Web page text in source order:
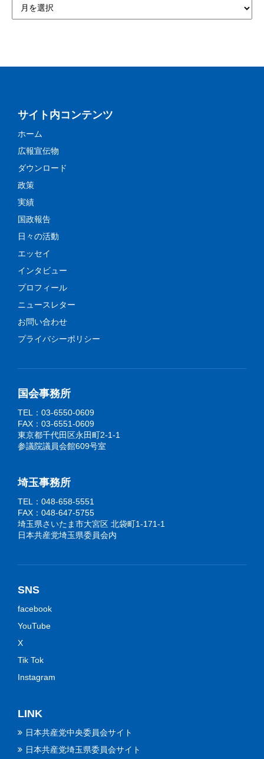
サイト内コンテンツ
ホーム
広報宣伝物
ダウンロード
政策
実績
国政報告
日々の活動
エッセイ
インタビュー
プロフィール
ニュースレター
お問い合わせ
プライバシーポリシー
国会事務所
TEL：03-6550-0609
FAX：03-6551-0609
東京都千代田区永田町2-1-1
参議院議員会館609号室
埼玉事務所
TEL：048-658-5551
FAX：048-647-5755
埼玉県さいたま市大宮区 北袋町1-171-1
日本共産党埼玉県委員会内
SNS
facebook
YouTube
X
Tik Tok
Instagram
LINK
日本共産党中央委員会サイト
日本共産党埼玉県委員会サイト